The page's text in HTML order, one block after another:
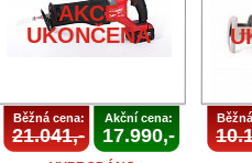
AKCE
UKONČENA
Běžná cena:
21.041,-
Akční cena:
17.990,-